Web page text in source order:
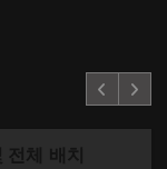
체 배치